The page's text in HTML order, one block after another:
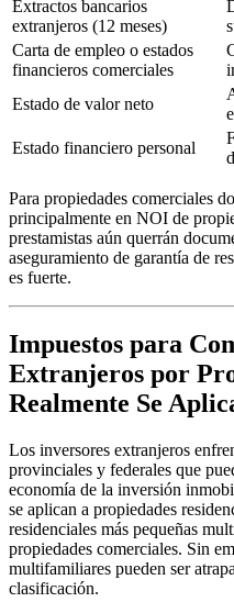
Extractos bancarios
extranjeros (12 meses)
Carta de empleo o estados
financieros comerciales
Estado de valor neto
Estado financiero personal
Para propiedades comerciales
principalmente en NOI de
prestamistas aún querrán
aseguramiento de garantía de
es fuerte.
Impuestos para
Extranjeros por
Realmente Se
Los inversores extranjeros
provinciales y federales que
economía de la inversión
se aplican a propiedades
residenciales más pequeñas
propiedades comerciales. Sin
multifamiliares pueden ser
clasificación.